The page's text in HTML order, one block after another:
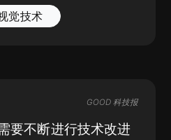
觉技术
GOOD 科技报
要不断进行技术改进